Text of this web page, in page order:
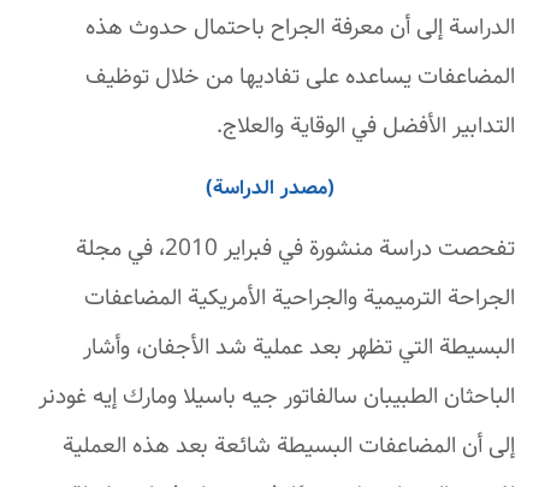
الدراسة إلى أن معرفة الجراح باحتمال حدوث هذه
المضاعفات يساعده على تفاديها من خلال توظيف
التدابير الأفضل في الوقاية والعلاج.
(مصدر الدراسة)
تفحصت دراسة منشورة في فبراير 2010، في مجلة
الجراحة الترميمية والجراحية الأمريكية المضاعفات
البسيطة التي تظهر بعد عملية شد الأجفان، وأشار
الباحثان الطبيبان سالفاتور جيه باسيلا ومارك إيه غودنر
إلى أن المضاعفات البسيطة شائعة بعد هذه العملية